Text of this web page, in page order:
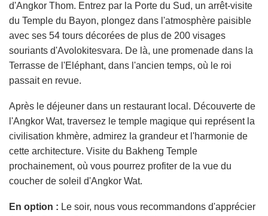
d'Angkor Thom. Entrez par la Porte du Sud, un arrêt-visite
du Temple du Bayon, plongez dans l'atmosphère paisible
avec ses 54 tours décorées de plus de 200 visages
souriants d'Avolokitesvara. De là, une promenade dans la
Terrasse de l'Eléphant, dans l'ancien temps, où le roi
passait en revue.
Après le déjeuner dans un restaurant local. Découverte de
l'Angkor Wat, traversez le temple magique qui représent la
civilisation khmère, admirez la grandeur et l'harmonie de
cette architecture. Visite du Bakheng Temple
prochainement, où vous pourrez profiter de la vue du
coucher de soleil d'Angkor Wat.
En option : Le soir, nous vous recommandons d'apprécier